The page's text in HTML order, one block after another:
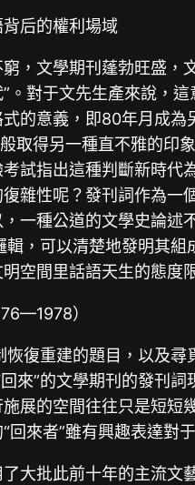
后的權利場域
，文學期刊蓬勃旺盛
。對于文先生產來說，
的意義，即80年月成
取得另一種直不雅的
試指出這種判斷新時代
雜性呢？發刊詞作為
一種公道的文學史論
，可以清楚地發明其
空間里話語天生的態度
）
復重建的題目，以及
來”的文學期刊的發刊
展的空間往往只是短
來者”雖有興趣表達對
大批此前十年的主流